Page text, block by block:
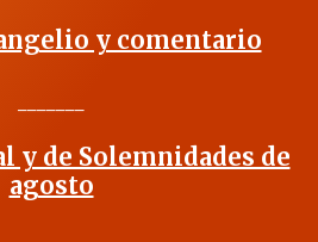
y comentario
y de Solemnidades de
agosto